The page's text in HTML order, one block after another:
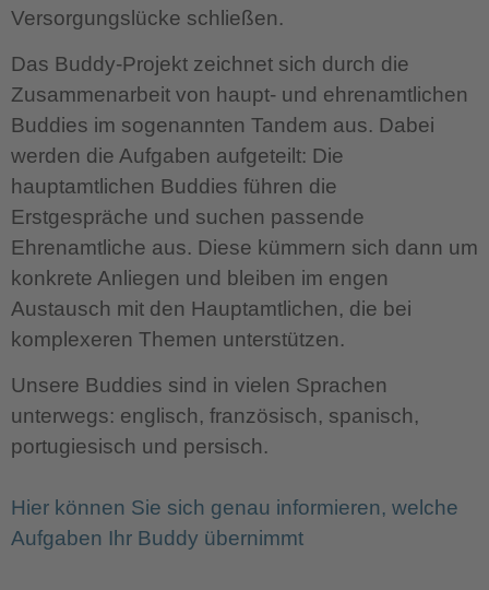
Versorgungslücke schließen.
Das Buddy-Projekt zeichnet sich durch die
Zusammenarbeit von haupt- und ehrenamtlichen
Buddies im sogenannten Tandem aus. Dabei
werden die Aufgaben aufgeteilt: Die
hauptamtlichen Buddies führen die
Erstgespräche und suchen passende
Ehrenamtliche aus. Diese kümmern sich dann um
konkrete Anliegen und bleiben im engen
Austausch mit den Hauptamtlichen, die bei
komplexeren Themen unterstützen.
Unsere Buddies sind in vielen Sprachen
unterwegs: englisch, französisch, spanisch,
portugiesisch und persisch.
Hier können Sie sich genau informieren, welche
Aufgaben Ihr Buddy übernimmt